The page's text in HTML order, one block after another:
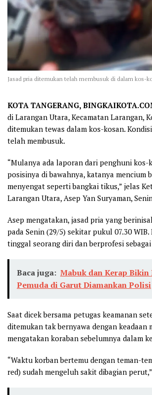
Jasad pria ditemukan telah membusuk di dalam kos-
KOTA TANGERANG,
di Larangan Utara, Kecamatan Larangan,
ditemukan tewas dalam kos-kosan.
telah membusuk.
“Mulanya ada laporan dari penghuni kos-
posisinya di bawahnya, katanya mencium
menyengat seperti bangkai tikus,” jelas
Larangan Utara, Asep Yan Suryaman,
Asep mengatakan, jasad pria yang
pada Senin (29/5) sekitar pukul 07.30
tinggal seorang diri dan berprofesi
Baca juga: Mabuk dan Kerap Bikin
Pemuda di Garut Diamankan Polisi
Saat dicek bersama petugas keamanan
ditemukan tak bernyawa dengan keadaan
mengatakan koraban sebelumnya dalam
“Waktu korban bertemu dengan teman-
red) sudah mengeluh sakit dibagian